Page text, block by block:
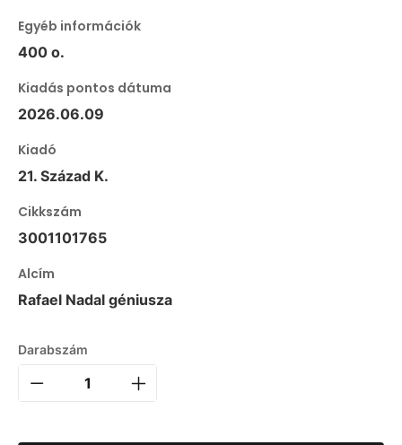
Egyéb információk
400 o.
Kiadás pontos dátuma
2026.06.09
Kiadó
21. Század K.
Cikkszám
3001101765
Alcím
Rafael Nadal géniusza
Darabszám